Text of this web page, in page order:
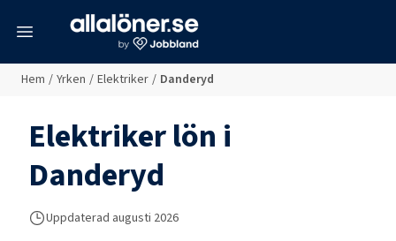
Hem / Yrken / Elektriker / Danderyd
Elektrikerlön i
Danderyd
Uppdaterad augusti 2026